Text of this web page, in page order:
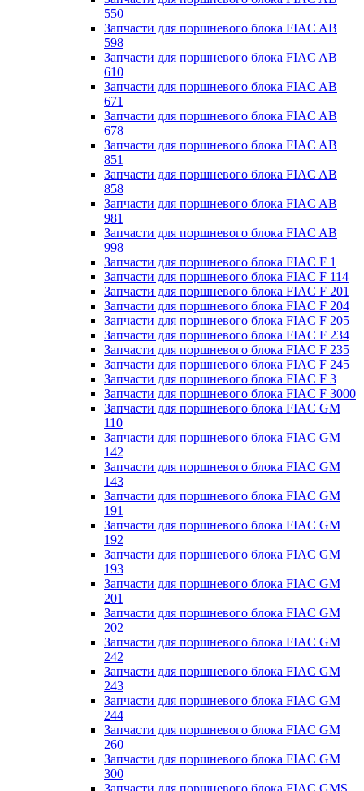
550
Запчасти для поршневого блока FIAC AB
598
Запчасти для поршневого блока FIAC AB
610
Запчасти для поршневого блока FIAC AB
671
Запчасти для поршневого блока FIAC AB
678
Запчасти для поршневого блока FIAC AB
851
Запчасти для поршневого блока FIAC AB
858
Запчасти для поршневого блока FIAC AB
981
Запчасти для поршневого блока FIAC AB
998
Запчасти для поршневого блока FIAC F 1
Запчасти для поршневого блока FIAC F 114
Запчасти для поршневого блока FIAC F 201
Запчасти для поршневого блока FIAC F 204
Запчасти для поршневого блока FIAC F 205
Запчасти для поршневого блока FIAC F 234
Запчасти для поршневого блока FIAC F 235
Запчасти для поршневого блока FIAC F 245
Запчасти для поршневого блока FIAC F 3
Запчасти для поршневого блока FIAC F 3000
Запчасти для поршневого блока FIAC GM
110
Запчасти для поршневого блока FIAC GM
142
Запчасти для поршневого блока FIAC GM
143
Запчасти для поршневого блока FIAC GM
191
Запчасти для поршневого блока FIAC GM
192
Запчасти для поршневого блока FIAC GM
193
Запчасти для поршневого блока FIAC GM
201
Запчасти для поршневого блока FIAC GM
202
Запчасти для поршневого блока FIAC GM
242
Запчасти для поршневого блока FIAC GM
243
Запчасти для поршневого блока FIAC GM
244
Запчасти для поршневого блока FIAC GM
260
Запчасти для поршневого блока FIAC GM
300
Запчасти для поршневого блока FIAC GMS